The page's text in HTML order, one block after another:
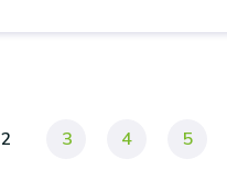
2 3 4 5